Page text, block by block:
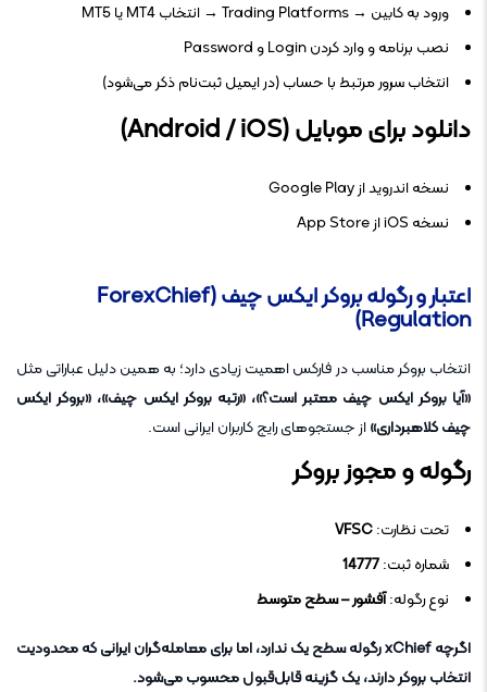
ورود به کابین → Trading Platforms → انتخاب MT4 یا MT5
نصب برنامه و وارد کردن Login و Password
انتخاب سرور مرتبط با حساب (در ایمیل ثبت‌نام ذکر می‌شود)
دانلود برای موبایل (Android / iOS)
نسخه اندروید از Google Play
نسخه iOS از App Store
اعتبار و رگوله بروکر ایکس چیف (ForexChief
Regulation)
انتخاب بروکر مناسب در فارکس اهمیت زیادی دارد؛ به همین دلیل عباراتی مثل
«آیا بروکر ایکس چیف معتبر است؟»، «رتبه بروکر ایکس چیف»، «بروکر ایکس
چیف کلاهبرداری»از جستجوهای رایج کاربران ایرانی است.
رگوله و مجوز بروکر
تحت نظارت:VFSC
شماره ثبت:14777
نوع رگوله:آفشور – سطح متوسط
اگرچه xChief رگوله سطح یک ندارد، اما برای معامله‌گران ایرانی که محدودیت
انتخاب بروکر دارند، یک گزینه قابل‌قبول محسوب می‌شود.